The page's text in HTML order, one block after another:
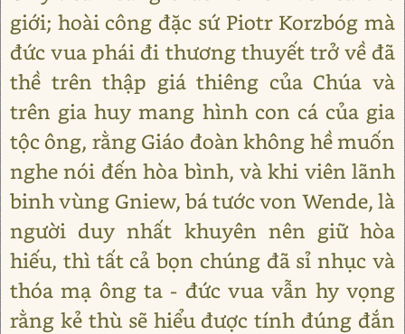
giới; hoài công đặc sứ Piotr Korzbóg mà
đức vua phái đi thương thuyết trở về đã
thề trên thập giá thiêng của Chúa và
trên gia huy mang hình con cá của gia
tộc ông, rằng Giáo đoàn không hề muốn
nghe nói đến hòa bình, và khi viên lãnh
binh vùng Gniew, bá tước von Wende, là
người duy nhất khuyên nên giữ hòa
hiếu, thì tất cả bọn chúng đã sỉ nhục và
thóa mạ ông ta - đức vua vẫn hy vọng
rằng kẻ thù sẽ hiểu được tính đúng đắn